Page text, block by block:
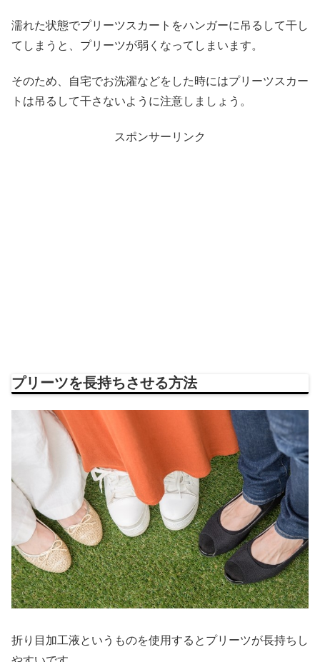
濡れた状態でプリーツスカートをハンガーに吊るして干し
てしまうと、プリーツが弱くなってしまいます。
そのため、自宅でお洗濯などをした時にはプリーツスカー
トは吊るして干さないように注意しましょう。
スポンサーリンク
プリーツを長持ちさせる方法
折り目加工液というものを使用するとプリーツが長持ちし